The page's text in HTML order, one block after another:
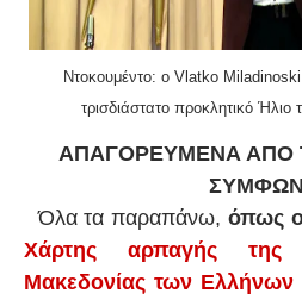
Ντοκουμέντο: ο Vlatko Miladinoski
τρισδιάστατο προκλητικό Ήλιο
ΑΠΑΓΟΡΕΥΜΕΝΑ ΑΠΟ
Όλα τα παραπάνω, όπως
Χάρτης αρπαγής
Μακεδονίας των Ελλήνων